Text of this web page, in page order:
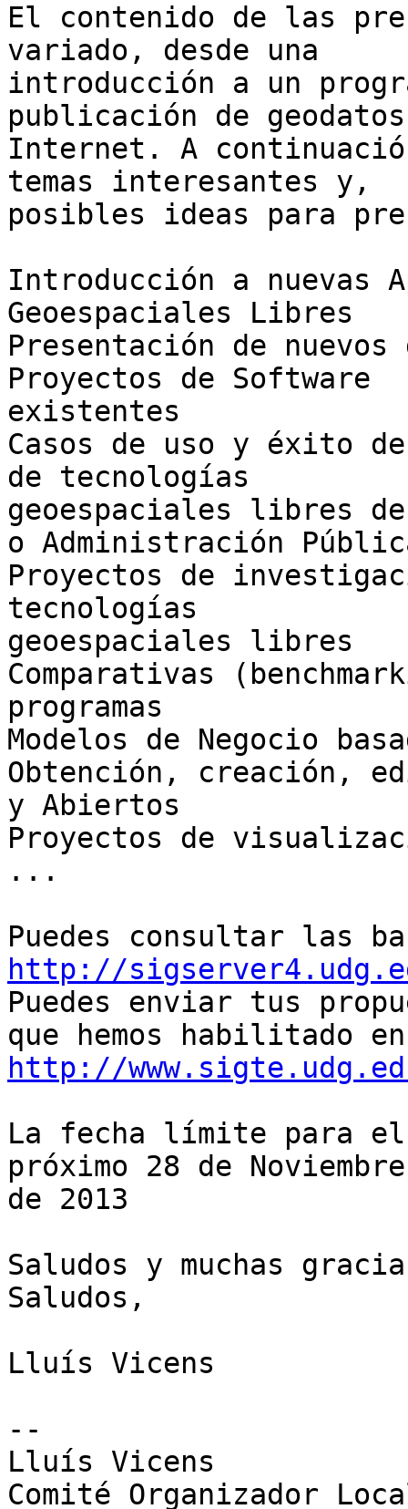
El contenido de las
variado, desde una
introducción a un
publicación de
Internet. A
temas interesantes y,
posibles ideas para
Introducción a nuevas
Geoespaciales Libres
Presentación de
Proyectos de Software
existentes
Casos de uso y éxito
de tecnologías
geoespaciales libres
o Administración
Proyectos de
tecnologías
geoespaciales libres
Comparativas
programas
Modelos de Negocio
Obtención, creación,
y Abiertos
Proyectos de
...
http://
Puedes enviar tus
http://
La fecha límite para el
próximo 28 de
de 2013
Saludos y muchas
Saludos,
Lluís Vicens
--
Lluís Vicens
Comité Organizador